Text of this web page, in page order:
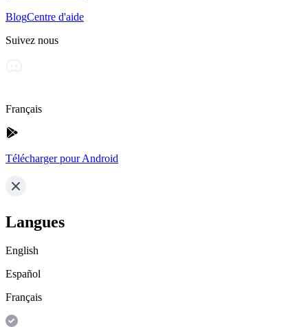
BlogCentre d'aide
Suivez nous
Français
Télécharger pour Android
Langues
English
Español
Français